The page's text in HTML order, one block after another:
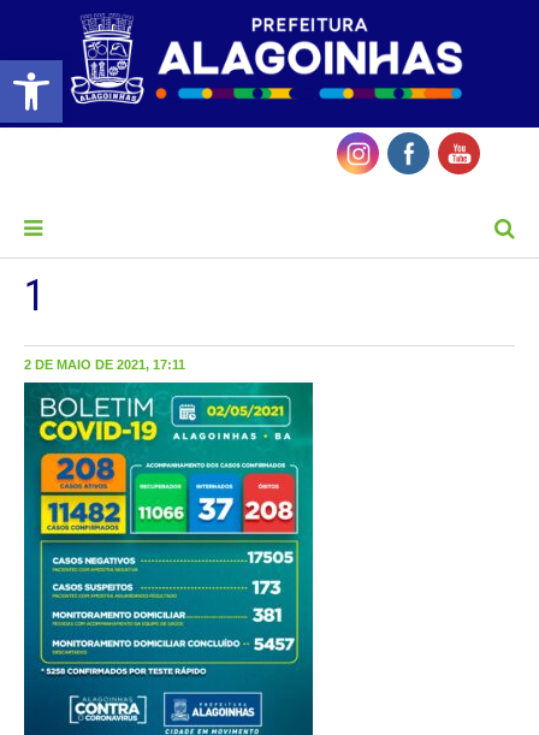
Barra de Ferramentas Aberta
1
2 DE MAIO DE 2021, 17:11